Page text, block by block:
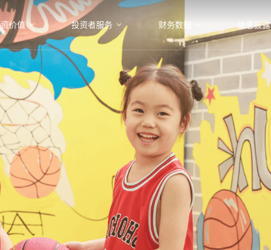
价值 投资者服务 财务数据 信息披露